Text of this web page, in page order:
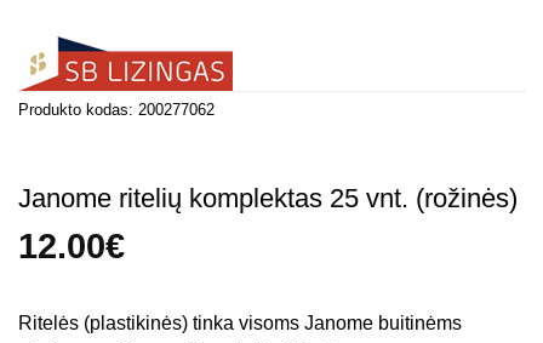
Produkto kodas: 200277062
Janome ritelių komplektas 25 vnt. (rožinės)
12.00€
Ritelės (plastikinės) tinka visoms Janome buitinėms